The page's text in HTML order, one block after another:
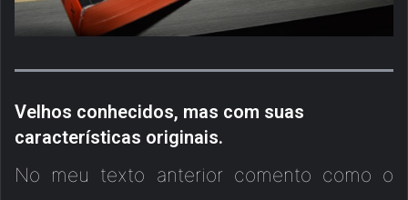
Velhos conhecidos, mas com suas
características originais.
No meu texto anterior comento como o